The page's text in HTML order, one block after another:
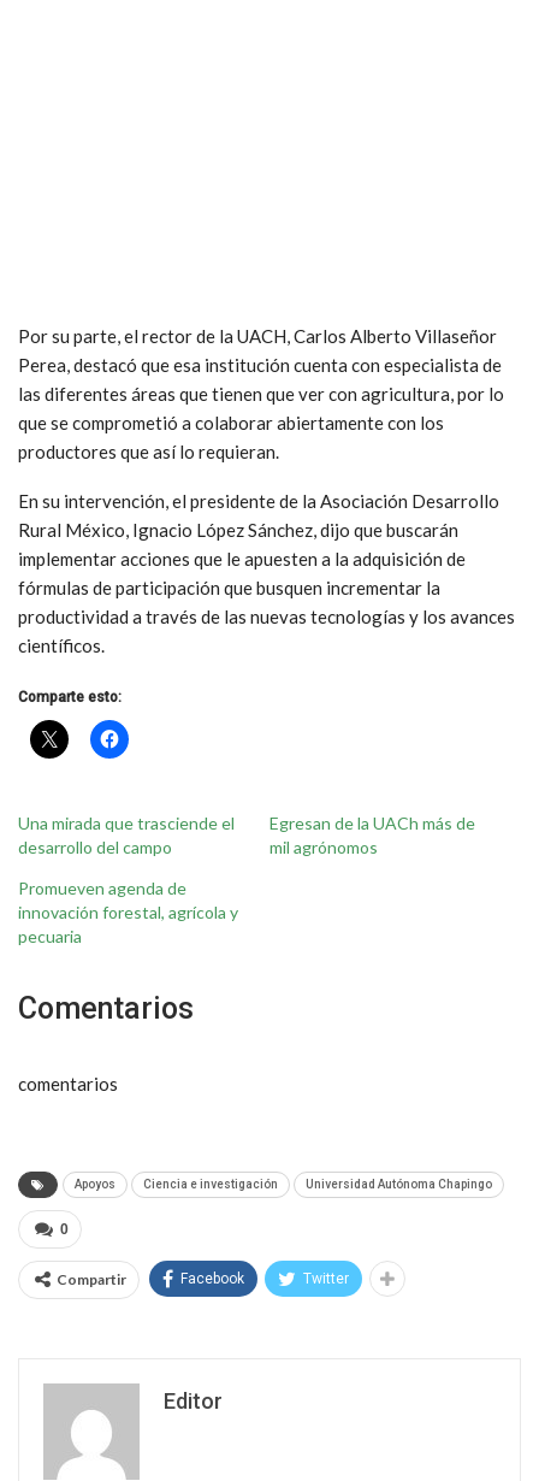
Por su parte, el rector de la UACH, Carlos Alberto Villaseñor
Perea, destacó que esa institución cuenta con especialista de
las diferentes áreas que tienen que ver con agricultura, por lo
que se comprometió a colaborar abiertamente con los
productores que así lo requieran.
En su intervención, el presidente de la Asociación Desarrollo
Rural México, Ignacio López Sánchez, dijo que buscarán
implementar acciones que le apuesten a la adquisición de
fórmulas de participación que busquen incrementar la
productividad a través de las nuevas tecnologías y los avances
científicos.
Comparte esto:
Una mirada que trasciende el
desarrollo del campo
Egresan de la UACh más de
mil agrónomos
Promueven agenda de
innovación forestal, agrícola y
pecuaria
Comentarios
comentarios
Apoyos Ciencia e investigación Universidad Autónoma Chapingo
0
Compartir Facebook Twitter
Editor